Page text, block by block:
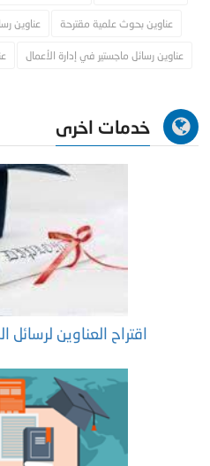
عناوين بحوث علمية مقترحة عناوين
عناوين رسائل ماجستير في إدارة الأعمال
خدمات اخرى
اقتراح العناوين لرسائل